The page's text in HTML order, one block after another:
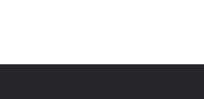
Enfoque interno
al polvo y la humedad